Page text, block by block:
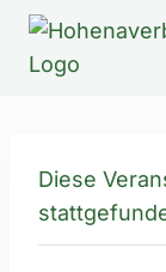
Zum
springen
Diese